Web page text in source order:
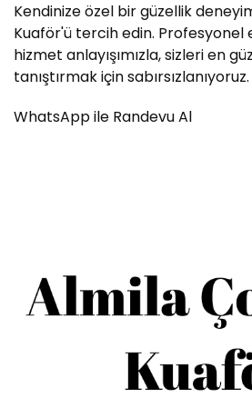
Kendinize özel bir güzellik
Kuaför'ü tercih edin. Profesyonel
hizmet anlayışımızla, sizleri en
tanıştırmak için sabırsızlanıyoruz.
WhatsApp ile Randevu Al